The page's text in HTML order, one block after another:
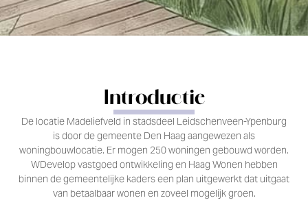
Introductie
De locatie Madeliefveld in stadsdeel Leidschenveen-Ypenburg
is door de gemeente Den Haag aangewezen als
woningbouwlocatie. Er mogen 250 woningen gebouwd worden.
WDevelop vastgoed ontwikkeling en Haag Wonen hebben
binnen de gemeentelijke kaders een plan uitgewerkt dat uitgaat
van betaalbaar wonen en zoveel mogelijk groen.